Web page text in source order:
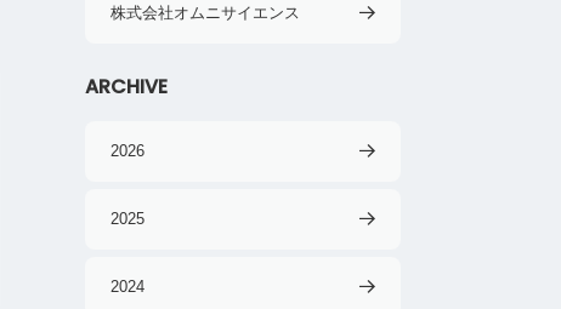
株式会社オムニサイエンス
ARCHIVE
2026
2025
2024